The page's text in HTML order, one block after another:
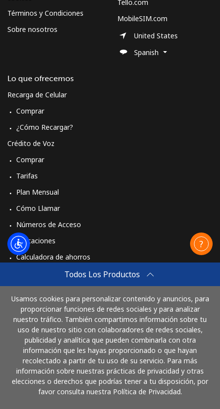
Todos Los Productos
Usamos cookies para personalizar contenido y anuncios, para
proporcionar funciones de redes sociales y para analizar
nuestro tráfico. También compartimos información sobre tu
uso de nuestro sitio con colaboradores de redes sociales,
publicidad y analítica que pueden combinarla con otra
información que les hayas proporcionado o que hayan
recolectado a partir de tu uso de su servicio. Para más
información sobre nuestras prácticas de privacidad y otras
elecciones o derechos que podrías tener a tu disposición, por
favor consulta nuestra Política de Privacidad.
Términos y Condiciones
Sobre nosotros
Lo que ofrecemos
Recarga de Celular
Comprar
¿Cómo Recargar?
Crédito de Voz
Comprar
Tarifas
Plan Mensual
Cómo Llamar
Números de Acceso
Aplicaciones
Calculadora de ahorros
Cómo funciona
Tello.com
MobileSIM.com
United States
Spanish
Paga con